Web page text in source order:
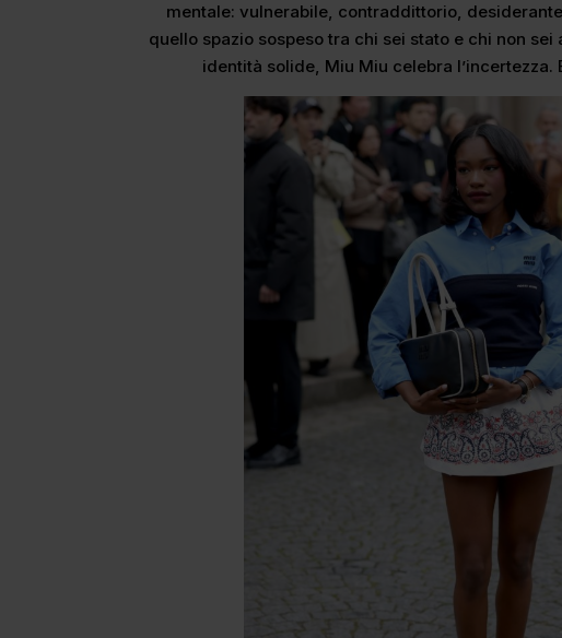
mentale: vulnerabile, contraddittorio,
quello spazio sospeso tra chi sei stato e chi non
identità solide, Miu Miu celebra l’incertezza.